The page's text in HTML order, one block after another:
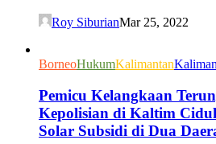
Roy SiburianMar 25, 2022
BorneoHukumKalimantan
Pemicu Kelangkaan
Kepolisian di Kaltim
Solar Subsidi di Dua